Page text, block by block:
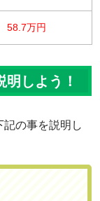
58.7万円
しよう！
記の事を説明し